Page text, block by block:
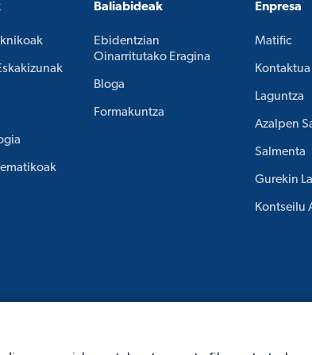
Baliabideak
Ebidentzian
Oinarritutako Eragina
Bloga
Formakuntza
Enpresa
Matific
Kontaktua
Laguntza
Azalpen
Salmenta
Gurekin
Kontseilu